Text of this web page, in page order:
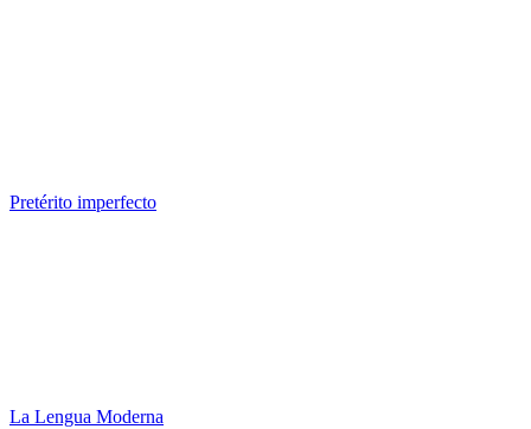
Pretérito imperfecto
La Lengua Moderna